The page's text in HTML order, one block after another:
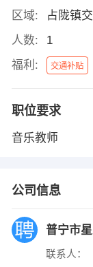
区域:
占陇镇
人数:
1
福利:
交通补贴
职位要求
音乐教师
公司信息
普宁市
联系人：